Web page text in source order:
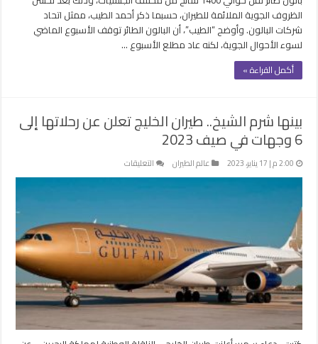
الظروف الجوية الملائمة للطيران، حسبما ذكر أحمد الطيب، ممثل اتحاد
شركات البالون. وأوضح “الطيب”، أن البالون الطائر توقف الأسبوع الماضي
لسوء الأحوال الجوية، لكنه عاد مطلع الأسبوع …
أكمل القراءة »
بينها شرم الشيخ.. طيران الخليج تعلن عن رحلاتها إلى
6 وجهات في صيف 2023
2:00 م | 17 يناير، 2023 عالم الطيران التعليقات
بينها
الخليج
تعلن
عن
رحلاتها
إلى
6
في